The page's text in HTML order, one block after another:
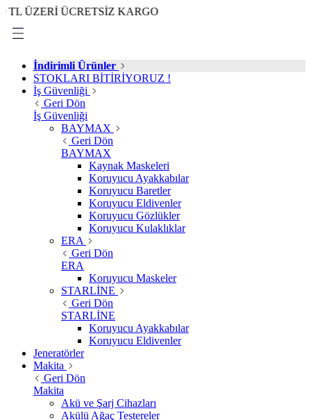
ÜCRETSİZ KARGO
İndirimli Ürünler
STOKLARI BİTİRİYORUZ !
İş Güvenliği
Geri Dön
İş Güvenliği
BAYMAX
Geri Dön
BAYMAX
Kaynak Maskeleri
Koruyucu Ayakkabılar
Koruyucu Baretler
Koruyucu Eldivenler
Koruyucu Gözlükler
Koruyucu Kulaklıklar
ERA
Geri Dön
ERA
Koruyucu Maskeler
STARLİNE
Geri Dön
STARLİNE
Koruyucu Ayakkabılar
Koruyucu Eldivenler
Jeneratörler
Makita
Geri Dön
Makita
Akü ve Şarj Cihazları
Akülü Ağaç Testereler